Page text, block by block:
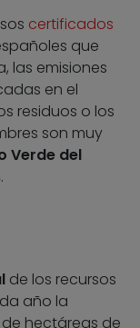
certificados
que
las emisiones
en el
residuos o los
son muy
Verde del
.
de los recursos
año la
hectáreas de